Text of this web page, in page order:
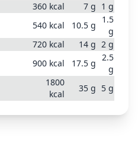
360 kcal 7 g 1 g
540 kcal 10.5 g
1.5
g
720 kcal 14 g 2 g
900 kcal 17.5 g
2.5
g
1800
kcal
35 g 5 g